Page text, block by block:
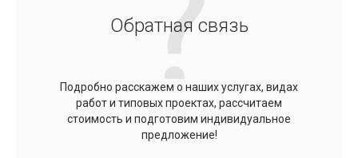
Обратная связь
Подробно расскажем о наших услугах, видах
работ и типовых проектах, рассчитаем
стоимость и подготовим индивидуальное
предложение!